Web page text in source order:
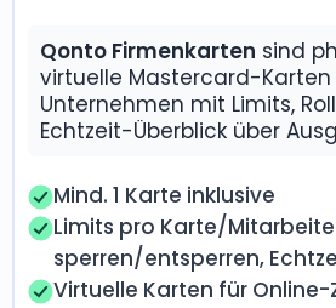
Qonto Firmenkarten sind
virtuelle Mastercard-
Unternehmen mit Limits,
Echtzeit-Überblick über
Mind. 1 Karte inklusive
Limits pro Karte/
sperren/entsperren,
Virtuelle Karten für